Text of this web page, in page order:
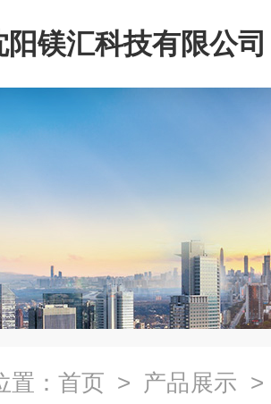
阳镁汇科技有限公司
置： 首页 > 产品展示